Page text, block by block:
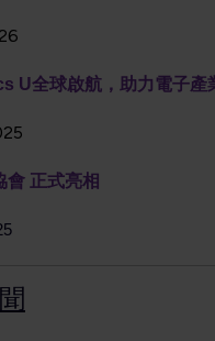
U全球啟航，助力電子產
會 正式亮相
聞